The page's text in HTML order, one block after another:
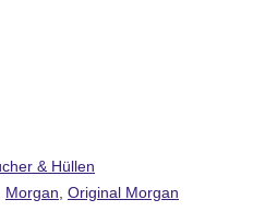
& Hüllen
Morgan Original Morgan